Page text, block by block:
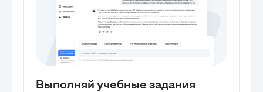
Выполняй учебные задания